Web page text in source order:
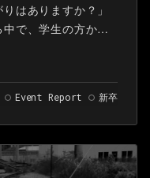
はありますか？」
で、学生の方から
もちろん「Yes」で
Event Report 新卒